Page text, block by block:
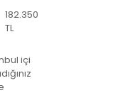
182.350
TL
içi